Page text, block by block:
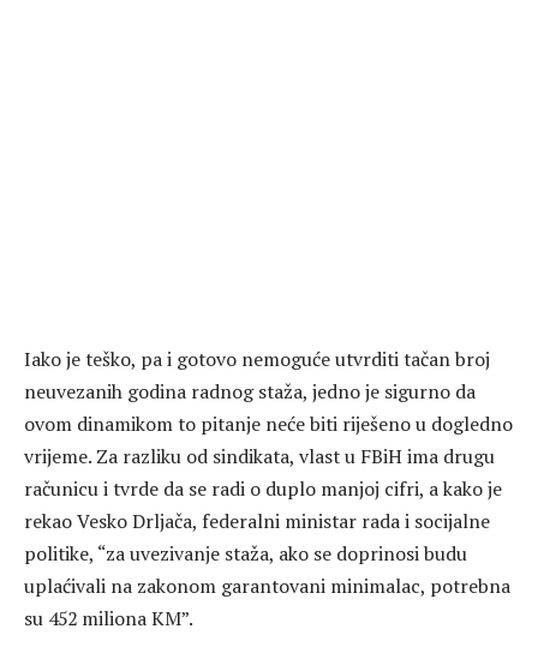
Iako je teško, pa i gotovo nemoguće utvrditi tačan broj
neuvezanih godina radnog staža, jedno je sigurno da
ovom dinamikom to pitanje neće biti riješeno u dogledno
vrijeme. Za razliku od sindikata, vlast u FBiH ima drugu
računicu i tvrde da se radi o duplo manjoj cifri, a kako je
rekao Vesko Drljača, federalni ministar rada i socijalne
politike, “za uvezivanje staža, ako se doprinosi budu
uplaćivali na zakonom garantovani minimalac, potrebna
su 452 miliona KM”.